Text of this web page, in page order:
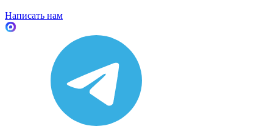
Написать нам